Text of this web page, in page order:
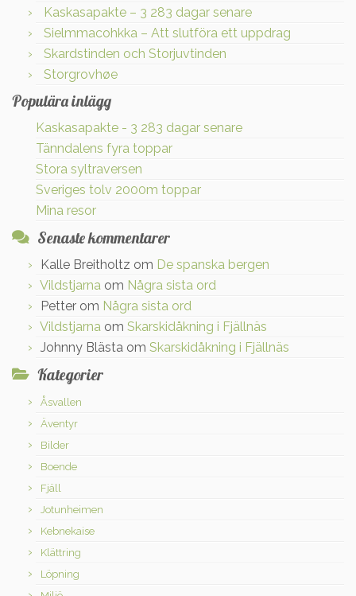
Kaskasapakte – 3 283 dagar senare
Sielmmacohkka – Att slutföra ett uppdrag
Skardstinden och Storjuvtinden
Storgrovhøe
Populära inlägg
Kaskasapakte - 3 283 dagar senare
Tänndalens fyra toppar
Stora syltraversen
Sveriges tolv 2000m toppar
Mina resor
Senaste kommentarer
Kalle Breitholtz om De spanska bergen
Vildstjarna om Några sista ord
Petter om Några sista ord
Vildstjarna om Skarskidåkning i Fjällnäs
Johnny Blästa om Skarskidåkning i Fjällnäs
Kategorier
Åsvallen
Äventyr
Bilder
Boende
Fjäll
Jotunheimen
Kebnekaise
Klättring
Löpning